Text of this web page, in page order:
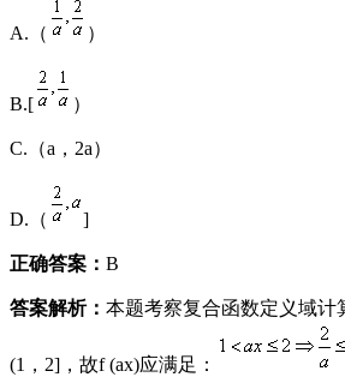
A.（ ）
B.[ ）
C.（a，2a）
D.（ ]
正确答案： B
答案解析： 本题考察复合函数定义域计
(1，2]，故f (ax)应满足：